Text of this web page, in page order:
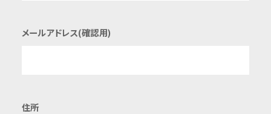
メールアドレス(確認用)
住所